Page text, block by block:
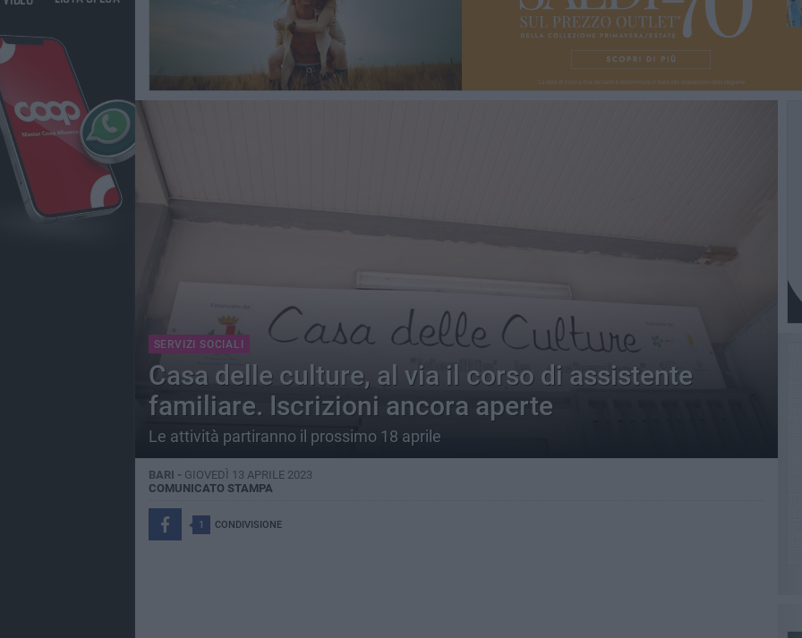
SERVIZI SOCIALI
Casa delle culture, al via il corso di assistente
familiare. Iscrizioni ancora aperte
Le attività partiranno il prossimo 18 aprile
BARI - GIOVEDÌ 13 APRILE 2023
COMUNICATO STAMPA
1 CONDIVISIONE